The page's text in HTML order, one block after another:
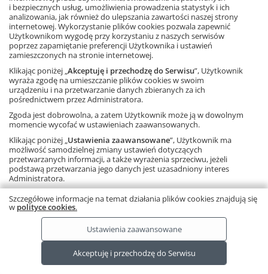
Oferta obowiązuje do 17 sierpnia 2026 roku lub do
wyczerpania nakładu.
Kalendarz nauczyciela
2026/2027
– 60% 32,00 zł 12,80 zł
egz.
Wróć do zakupów
Ta strona używa plików cookies.
Copyright © by Gdańskie Wydawnictwo Oświatowe 2026
Akceptuję
Dowiedz się więcej
i bezpiecznych usług, umożliwienia prowadzenia statystyk i ich
analizowania, jak również do ulepszania zawartości naszej strony
internetowej. Wykorzystanie plików cookies pozwala zapewnić
Użytkownikom wygodę przy korzystaniu z naszych serwisów
poprzez zapamiętanie preferencji Użytkownika i ustawień
zamieszczonych na stronie internetowej.
Klikając poniżej „Akceptuję i przechodzę do Serwisu”, Użytkownik
wyraża zgodę na umieszczanie plików cookies w swoim
urządzeniu i na przetwarzanie danych zbieranych za ich
pośrednictwem przez Administratora.
Zgoda jest dobrowolna, a zatem Użytkownik może ją w dowolnym
momencie wycofać w ustawieniach zaawansowanych.
Klikając poniżej „Ustawienia zaawansowane”, Użytkownik ma
możliwość samodzielnej zmiany ustawień dotyczących
przetwarzanych informacji, a także wyrażenia sprzeciwu, jeżeli
podstawą przetwarzania jego danych jest uzasadniony interes
Administratora.
Należy pamiętać, że korzystanie ze strony internetowej bez
zmiany ustawień oznacza, że pliki cookies będą zapisywane na
urządzeniu końcowym Użytkownika.
Szczegółowe informacje na temat działania plików cookies znajdują się
w polityce cookies.
Ustawienia zaawansowane
Akceptuję i przechodzę do Serwisu